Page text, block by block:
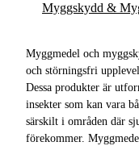
Förstahjälpenkit &
Myggnät
Myggskydd &
Myggmedel och
och störningsfri
Dessa produkter är
insekter som kan vara
särskilt i områden där
förekommer.